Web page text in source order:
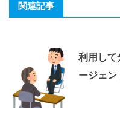
関連記事
利用して
ージェン